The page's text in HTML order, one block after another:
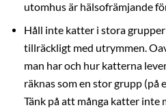
utomhus är hälsofrämjande
Håll inte katter i stora
tillräckligt med utrymmen.
man har och hur katterna
räknas som en stor grupp (på
Tänk på att många katter inte